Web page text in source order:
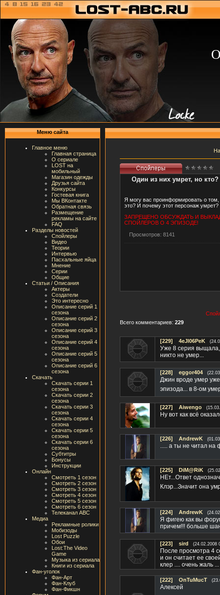
Меню сайта
Главное меню
Главная страница
О сериале
LOST на
мобильный
Магазин одежды
Друзья сайта
Конкурсы
Гостевая книга
Мы ВКонтакте
Обратная связь
Размещение
рекламы на сайте
FAQ
Разделы новостей
Спойлеры
Видео
Теории
Интервью
Пасхальные яйца
Мнение
Серии
Общие
Статьи / Описания
Актеры
Создатели
Это интересно
Описание серий 1
сезона
Описание серий 2
сезона
Описание серий 3
сезона
Описание серий 4
сезона
Описание серий 5
сезона
Описание серий 6
сезона
Скачать
Скачать серии 1
сезона
Скачать серии 2
сезона
Скачать серии 3
сезона
Скачать серии 4
сезона
Скачать серии 5
сезона
Скачать серии 6
сезона
Субтитры
Бонусы
Инструкции
Онлайн
Смотреть 1 сезон
Смотреть 2 сезон
Смотреть 3 сезон
Смотреть 4 сезон
Смотреть 5 сезон
Смотреть 6 сезон
Телеканал ABC
Медиа
Рекламные ролики
Мобизоды
Lost Puzzle
Обои
Lost:The Video
Game
Музыка из сериала
Книги из сериала
Фан-уголок
Фан-Арт
Фан-Клуб
Фан-Фикшн
Один из них умрет, но кто?
Я могу вас проинформировать о
это? И почему этот персонаж
ЗАПРЕЩЕНО ОБСУЖДАТЬ И
СПОЙЛЕРОВ О 4 ЭПИЗОДЕ!
Просмотров: 8141
Всего комментариев: 229
[229] 4eJl06PeK
Уже 8 серия выщала,
никто не умер...
[228] eggor404
Джин вроде умер уже
эпизода... в 8-ом
[227] Aiwengo
Ну вот как всё
[226] AndrewK
..... а ты не читал на
[225] DiM@RiK
НЕт...Ответ
Клэр...Значит она
[224] AndrewK
Я фигею как вы
причем!!! больше
[223] sird (24.02.2008
После просмотра 4
и он считает ее
клер .... очень жаль
[222] OnTuMucT
Алексей